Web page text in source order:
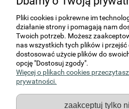
KORNER Sp. z o.o., Strzałków, ul
Radomsko
NIP: 772-19-66-570, REGON:
Kapitał zakładowy: 3 605 000,- zł
Pliki cookies i pokrewne im
działanie strony i pomagają nam
Twoich potrzeb. Możesz
nas wszystkich tych plików i przejść
dostosować użycie plików do
opcję "Dostosuj zgody".
Więcej o plikach cookies
prywatności.
zaakceptuj tylko